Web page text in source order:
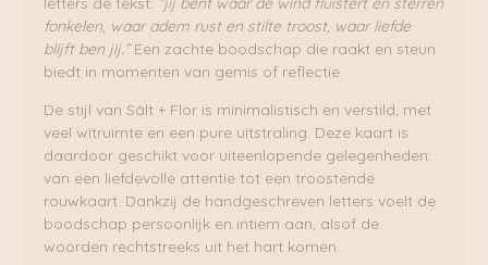
fonkelen, waar adem rust en stilte troost, waar liefde
blijft ben jij.”Een zachte boodschap die raakt en steun
biedt in momenten van gemis of reflectie.
De stijl van Sâlt + Flor is minimalistisch en verstild, met
veel witruimte en een pure uitstraling. Deze kaart is
daardoor geschikt voor uiteenlopende gelegenheden:
van een liefdevolle attentie tot een troostende
rouwkaart. Dankzij de handgeschreven letters voelt de
boodschap persoonlijk en intiem aan, alsof de
woorden rechtstreeks uit het hart komen.